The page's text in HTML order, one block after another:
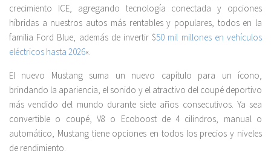
crecimiento ICE, agregando tecnología conectada y opciones
híbridas a nuestros autos más rentables y populares, todos en la
familia Ford Blue, además de invertir $50 mil millones en vehículos
eléctricos hasta 2026«.
El nuevo Mustang suma un nuevo capítulo para un ícono,
brindando la apariencia, el sonido y el atractivo del coupé deportivo
más vendido del mundo durante siete años consecutivos. Ya sea
convertible o coupé, V8 o Ecoboost de 4 cilindros, manual o
automático, Mustang tiene opciones en todos los precios y niveles
de rendimiento.